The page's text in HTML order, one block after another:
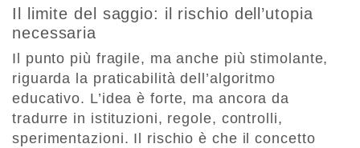
Il limite del saggio: il rischio dell’utopia
necessaria
Il punto più fragile, ma anche più stimolante,
riguarda la praticabilità dell’algoritmo
educativo. L’idea è forte, ma ancora da
tradurre in istituzioni, regole, controlli,
sperimentazioni. Il rischio è che il concetto